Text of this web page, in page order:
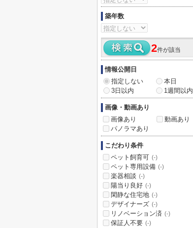
築年数
2件が該当
情報公開日
指定しない
本日
3日以内
1週間以内
画像・動画あり
画像あり
動画あり
パノラマあり
こだわり条件
ペット飼育可 (-)
ペット専用設備 (-)
楽器相談 (-)
陽当り良好 (-)
閑静な住宅地 (-)
デザイナーズ (-)
リノベーション済 (-)
保証人不要 (-)